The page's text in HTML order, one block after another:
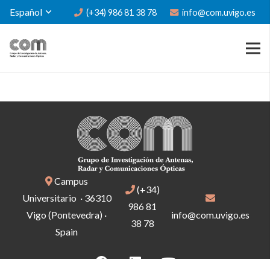
Español (+34) 986 81 38 78 info@com.uvigo.es
Campus
Universitario · 36310
Vigo (Pontevedra) ·
Spain
(+34)
986 81
38 78
info@com.uvigo.es